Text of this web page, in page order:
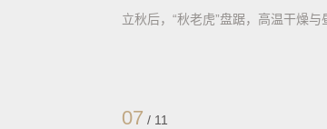
立秋后，“秋老虎”盘踞，高温干燥与
07 / 11